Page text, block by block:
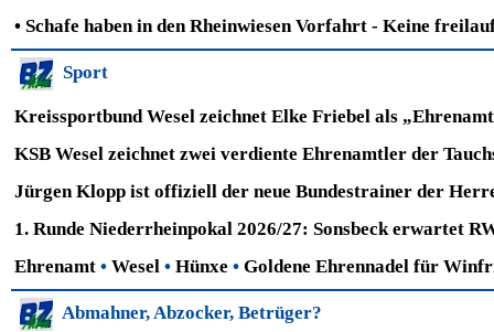
• Schafe haben in den Rheinwiesen Vorfahrt - Keine
Sport
Kreissportbund Wesel zeichnet Elke Friebel als
KSB Wesel zeichnet zwei verdiente Ehrenamtler der
Jürgen Klopp ist offiziell der neue Bundestrainer der
1. Runde Niederrheinpokal 2026/27: Sonsbeck erwartet
Ehrenamt • Wesel • Hünxe • Goldene Ehrennadel für
Abmahner, Abzocker, Betrüger?